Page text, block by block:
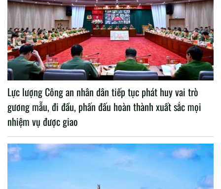
Lực lượng Công an nhân dân tiếp tục phát huy vai trò
gương mẫu, đi đầu, phấn đấu hoàn thành xuất sắc mọi
nhiệm vụ được giao